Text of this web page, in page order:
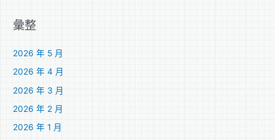
彙整
2026 年 5 月
2026 年 4 月
2026 年 3 月
2026 年 2 月
2026 年 1 月